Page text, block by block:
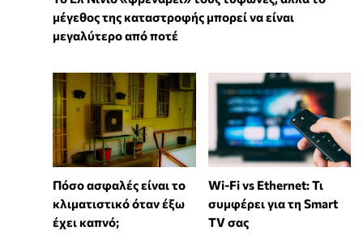
μέγεθος της καταστροφής μπορεί να είναι
μεγαλύτερο από ποτέ
Πόσο ασφαλές είναι το
κλιματιστικό όταν έξω
έχει καπνό;
Wi-Fi vs Ethernet: Τι
συμφέρει για τη Smart
TV σας